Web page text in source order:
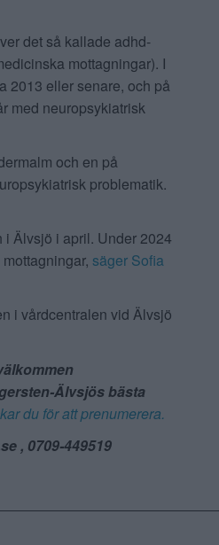
det så kallade adhd-
mottagningar). I
2013 eller senare, och på
med neuropsykiatrisk
och en på
problematik.
Älvsjö i april. Under 2024
säger Sofia
i vårdcentralen vid Älvsjö
Älvsjös bästa
du för att prenumerera.
, 0709-449519